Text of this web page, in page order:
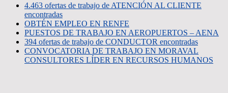
4.463 ofertas de trabajo de ATENCIÓN AL CLIENTE
encontradas
OBTÉN EMPLEO EN RENFE
PUESTOS DE TRABAJO EN AEROPUERTOS – AENA
394 ofertas de trabajo de CONDUCTOR encontradas
CONVOCATORIA DE TRABAJO EN MORAVAL
CONSULTORES LÍDER EN RECURSOS HUMANOS